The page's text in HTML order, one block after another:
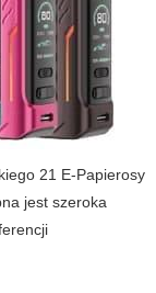
21 E-Papierosy
jest szeroka